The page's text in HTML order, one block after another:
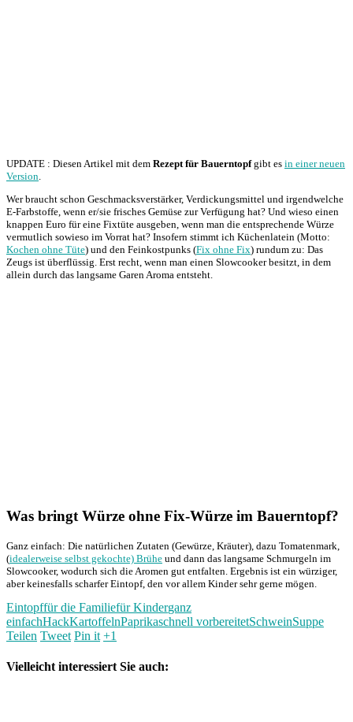
UPDATE : Diesen Artikel mit dem Rezept für Bauerntopfgibt es in einer neuen
Version
Wer braucht schon Geschmacksverstärker, Verdickungsmittel und irgendwelche
E-Farbstoffe, wenn er/sie frisches Gemüse zur Verfügung hat? Und wieso einen
knappen Euro für eine Fixtüte ausgeben, wenn man die entsprechende Würze
vermutlich sowieso im Vorrat hat? Insofern stimmt ich Küchenlatein (Motto:
Kochen ohne Tüte) und den Feinkostpunks (Fix ohne Fix) rundum zu: Das
Zeugs ist überflüssig. Erst recht, wenn man einen Slowcooker besitzt, in dem
allein durch das langsame Garen Aroma entsteht.
Was bringt Würze ohne Fix-Würze im Bauerntopf?
Ganz einfach: Die natürlichen Zutaten (Gewürze, Kräuter), dazu Tomatenmark,
(idealerweise selbst gekochte) Brühe und dann das langsame Schmurgeln im
Slowcooker, wodurch sich die Aromen gut entfalten. Ergebnis ist ein würziger,
aber keinesfalls scharfer Eintopf, den vor allem Kinder sehr gerne mögen.
Eintopffür die Familiefür Kinderganz
einfachHackKartoffelnPaprikaschnell vorbereitetSchweinSuppe
Teilen Tweet Pin it +1
Vielleicht interessiert Sie auch: